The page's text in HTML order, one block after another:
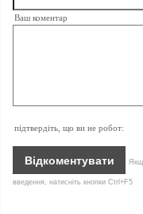
Ваш коментар
підтвердіть, що ви не робот:
введення, натисніть кнопки Ctrl+F5